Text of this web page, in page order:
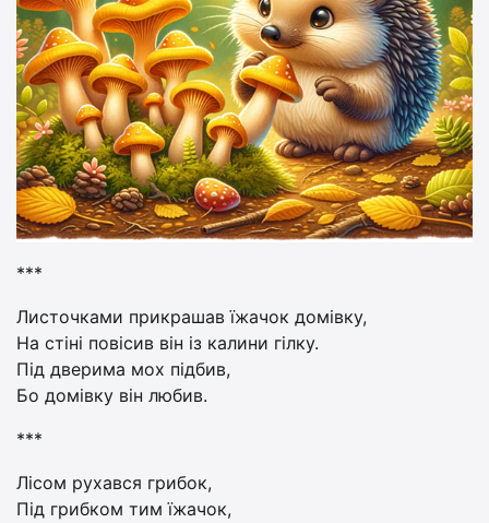
***
Листочками прикрашав їжачок домівку,
На стіні повісив він із калини гілку.
Під дверима мох підбив,
Бо домівку він любив.
***
Лісом рухався грибок,
Під грибком тим їжачок,